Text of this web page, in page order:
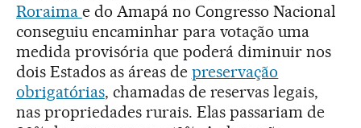
Roraima e do Amapá no Congresso Nacional
conseguiu encaminhar para votação uma
medida provisória que poderá diminuir nos
dois Estados as áreas de preservação
obrigatórias, chamadas de reservas legais,
nas propriedades rurais. Elas passariam de